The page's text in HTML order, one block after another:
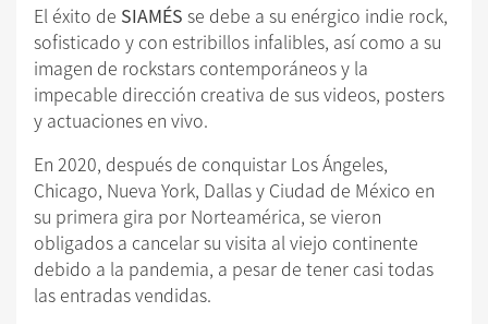
El éxito de SIAMÉS se debe a su enérgico indie rock,
sofisticado y con estribillos infalibles, así como a su
imagen de rockstars contemporáneos y la
impecable dirección creativa de sus videos, posters
y actuaciones en vivo.
En 2020, después de conquistar Los Ángeles,
Chicago, Nueva York, Dallas y Ciudad de México en
su primera gira por Norteamérica, se vieron
obligados a cancelar su visita al viejo continente
debido a la pandemia, a pesar de tener casi todas
las entradas vendidas.